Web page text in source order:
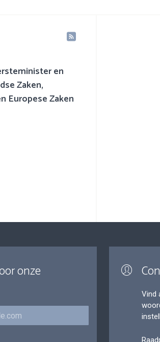
en
Zaken,
Europese Zaken
onze
Vind